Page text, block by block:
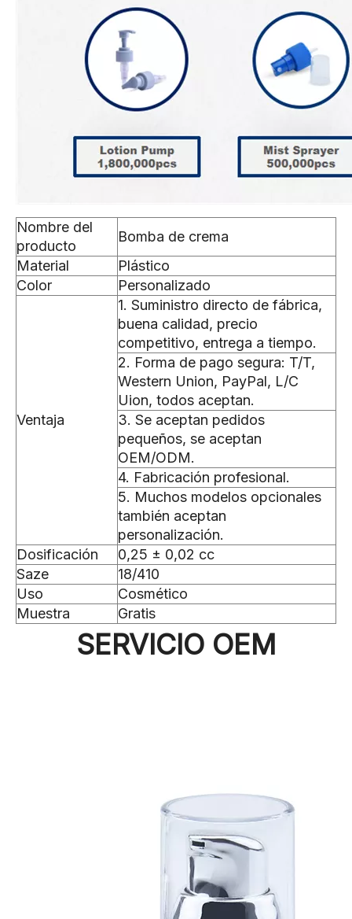
Nombre del
producto
Bomba de crema
Material
Plástico
Color
Personalizado
Ventaja
1. Suministro directo de fábrica,
buena calidad, precio
competitivo, entrega a tiempo.
2. Forma de pago segura: T/T,
Western Union, PayPal, L/C
Uion, todos aceptan.
3. Se aceptan pedidos
pequeños, se aceptan
OEM/ODM.
4. Fabricación profesional.
5. Muchos modelos opcionales
también aceptan
personalización.
Dosificación
0,25 ± 0,02 cc
Saze
18/410
Uso
Cosmético
Muestra
Gratis
SERVICIO OEM